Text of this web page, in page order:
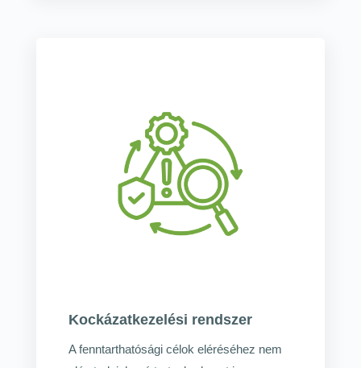
Kockázatkezelési rendszer
A fenntarthatósági célok eléréséhez nem